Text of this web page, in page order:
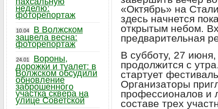
«Октябрь» на
здесь начнется
открытым небом.
предварительная
В субботу, 27
продолжится с
стартует
Организаторы
профессионалов и
составе трех
неделю:
фоторепортаж
10.04
В Волжском
зацвела весна:
фоторепортаж
24.01
Вороны,
дорожки и туалет: в
Волжском обсудили
обновление
заброшенного
участка сквера на
улице Советской